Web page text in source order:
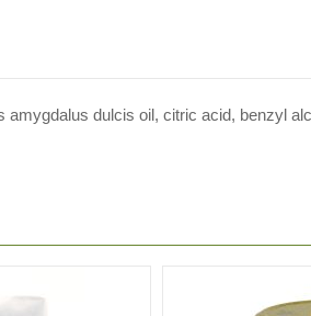
dulcis oil, citric acid, benzyl